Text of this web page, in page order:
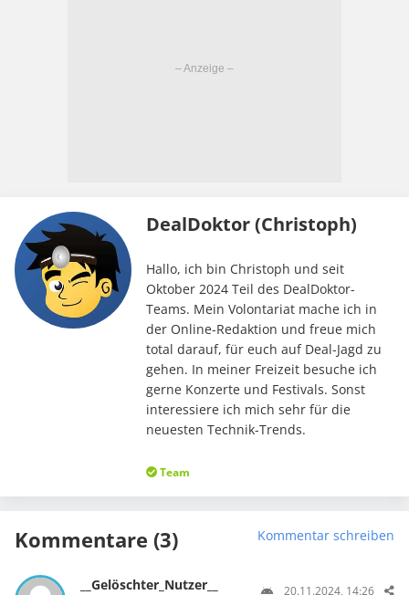
DealDoktor (Christoph)
Hallo, ich bin Christoph und seit
Oktober 2024 Teil des DealDoktor-
Teams. Mein Volontariat mache ich in
der Online-Redaktion und freue mich
total darauf, für euch auf Deal-Jagd zu
gehen. In meiner Freizeit besuche ich
gerne Konzerte und Festivals. Sonst
interessiere ich mich sehr für die
neuesten Technik-Trends.
Team
Kommentare (3) Kommentar schreiben
__Gelöschter_Nutzer__ 20.11.2024, 14:26